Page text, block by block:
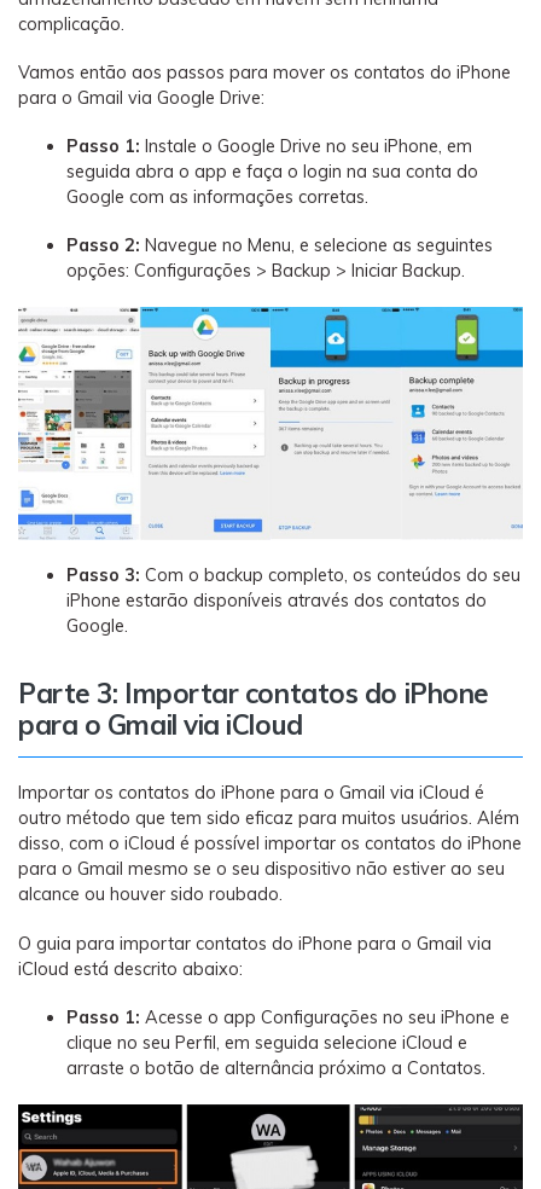
complicação.
Vamos então aos passos para mover os contatos do iPhone
para o Gmail via Google Drive:
Passo 1: Instale o Google Drive no seu iPhone, em
seguida abra o app e faça o login na sua conta do
Google com as informações corretas.
Passo 2: Navegue no Menu, e selecione as seguintes
opções: Configurações > Backup > Iniciar Backup.
Passo 3: Com o backup completo, os conteúdos do seu
iPhone estarão disponíveis através dos contatos do
Google.
Parte 3: Importar contatos do iPhone
para o Gmail via iCloud
Importar os contatos do iPhone para o Gmail via iCloud é
outro método que tem sido eficaz para muitos usuários. Além
disso, com o iCloud é possível importar os contatos do iPhone
para o Gmail mesmo se o seu dispositivo não estiver ao seu
alcance ou houver sido roubado.
O guia para importar contatos do iPhone para o Gmail via
iCloud está descrito abaixo:
Passo 1: Acesse o app Configurações no seu iPhone e
clique no seu Perfil, em seguida selecione iCloud e
arraste o botão de alternância próximo a Contatos.